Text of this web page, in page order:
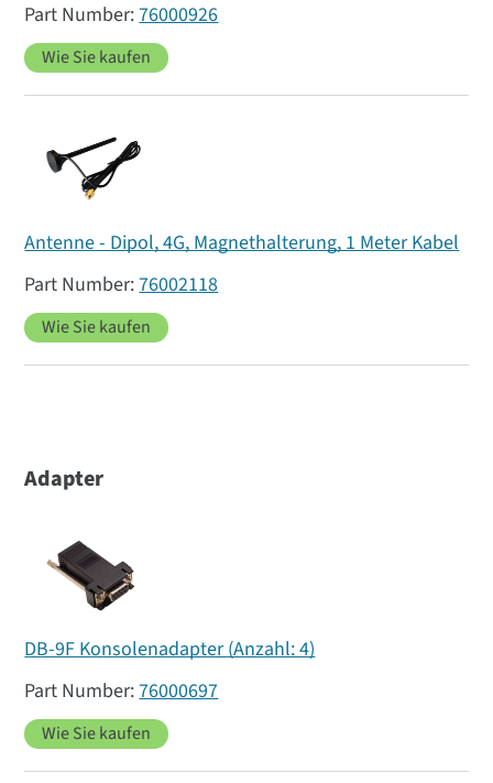
76000926
Wie Sie kaufen
Antenne - Dipol, 4G, Magnethalterung, 1 Meter Kabel
76002118
Wie Sie kaufen
Adapter
DB-9F Konsolenadapter (Anzahl: 4)
76000697
Wie Sie kaufen